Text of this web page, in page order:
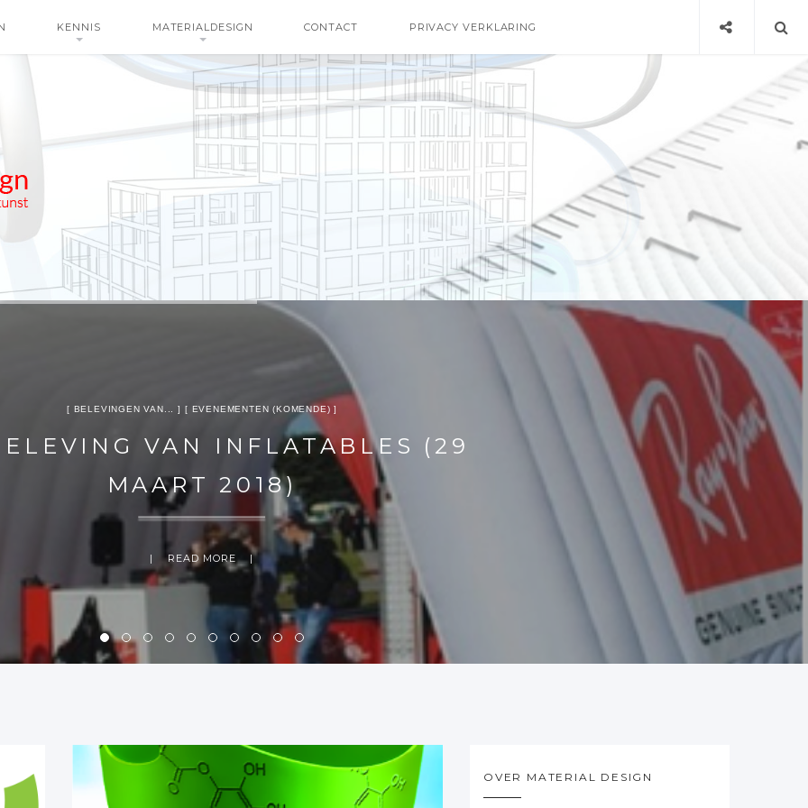
KENNIS MATERIALDESIGN CONTACT PRIVACY VERKLARING
BELEVINGEN VAN... EVENEMENTEN (KOMENDE)
VAN INFLATABLES (29
MAART 2018)
READ MORE
OVER MATERIAL DESIGN